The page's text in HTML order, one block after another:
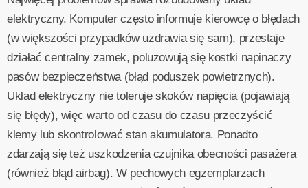
elektryczny. Komputer często informuje kierowcę o błędach
(w większości przypadków uzdrawia się sam), przestaje
działać centralny zamek, poluzowują się kostki napinaczy
pasów bezpieczeństwa (błąd poduszek powietrznych).
Układ elektryczny nie toleruje skoków napięcia (pojawiają
się błędy), więc warto od czasu do czasu przeczyścić
klemy lub skontrolować stan akumulatora. Ponadto
zdarzają się też uszkodzenia czujnika obecności pasażera
(również błąd airbag). W pechowych egzemplarzach